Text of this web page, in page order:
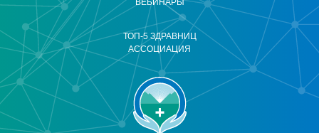
ВЕБИНАРЫ
ТОП-5 ЗДРАВНИЦ
АССОЦИАЦИЯ